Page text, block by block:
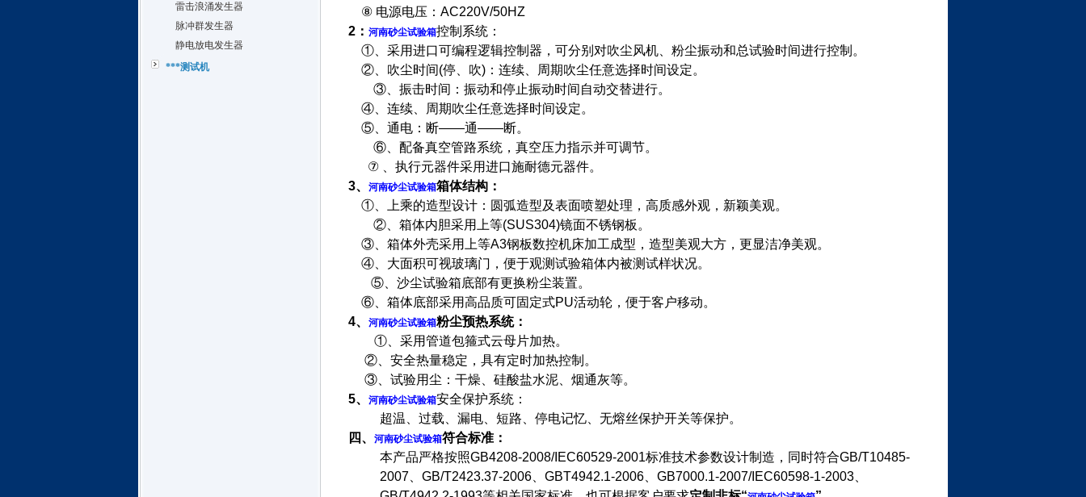
⑧ 电源电压： AC220V/50HZ
2： 河南砂尘试验箱控制系统：
①、采用进口可编程逻辑控制器，可分别对吹尘风机、粉尘振动和总试验时间进行控制。
②、吹尘时间(停、吹)：连续、周期吹尘任意选择时间设定。
③ 、振击时间：振动和停止振动时间自动交替进行。
④、连续、周期吹尘任意选择时间设定。
⑤、通电：断——通——断。
⑥ 、配备真空管路系统，真空压力指示并可调节。
⑦
、执行元器件采用进口施耐德元器件。
3、 河南砂尘试验箱箱体结构：
①、上乘的造型设计：圆弧造型及表面喷塑处理，高质感外观，新颖美观。
② 、箱体内胆采用上等(SUS304)镜面不锈钢板。
③、箱体外壳采用上等A3钢板数控机床加工成型，造型美观大方，更显洁净美观。
④、大面积可视玻璃门，便于观测试验箱体内被测试样状况。
⑤、沙尘试验箱底部有更换粉尘装置。
⑥、箱体底部采用高品质可固定式PU活动轮，便于客户移动。
4、 河南砂尘试验箱粉尘预热系统：
①、采用管道包箍式云母片加热。
②、安全热量稳定，具有定时加热控制。
③、试验用尘：干燥、硅酸盐水泥、烟通灰等。
5、 河南砂尘试验箱安全保护系统：
超温、过载、漏电、短路、停电记忆、无熔丝保护开关等保护。
四、
河南砂尘试验箱符合标准：
本产品严格按照GB4208-2008/IEC60529-2001标准技术参数设计制造，同时符合GB/T10485-
2007 、GB/T2423.37-2006 、GBT4942.1-2006 、GB7000.1-2007/IEC60598-1-2003
雷击浪涌发生器
脉冲群发生器
静电放电发生器
***测试机